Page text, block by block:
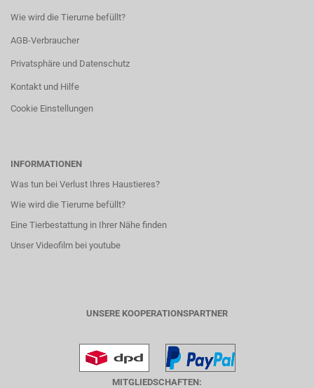
Wie wird die Tierurne befüllt?
AGB-Verbraucher
Privatsphäre und Datenschutz
Kontakt und Hilfe
Cookie Einstellungen
INFORMATIONEN
Was tun bei Verlust Ihres Haustieres?
Wie wird die Tierurne befüllt?
Eine Tierbestattung in Ihrer Nähe finden
Unser Videofilm bei youtube
UNSERE KOOPERATIONSPARTNER
MITGLIEDSCHAFTEN: